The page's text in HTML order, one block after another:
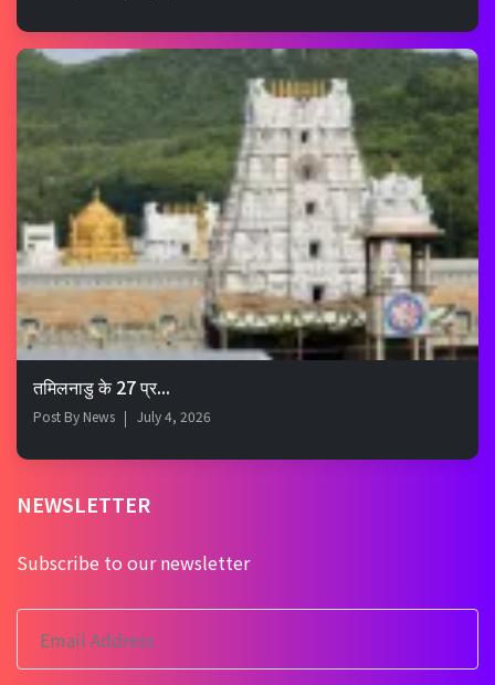
तमिलनाडु के 27 प्र...
Post By News July 4, 2026
NEWSLETTER
Subscribe to our newsletter